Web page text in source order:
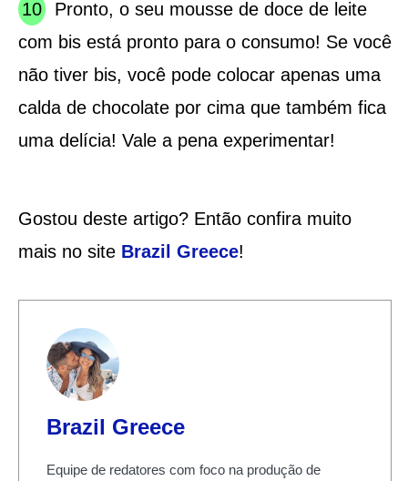
Pronto, o seu mousse de doce de leite
com bis está pronto para o consumo! Se você
não tiver bis, você pode colocar apenas uma
calda de chocolate por cima que também fica
uma delícia! Vale a pena experimentar!
Gostou deste artigo? Então confira muito
mais no site Brazil Greece!
Brazil Greece
Equipe de redatores com foco na produção de